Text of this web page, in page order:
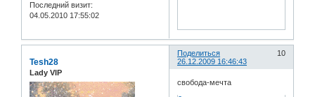
Последний визит:
04.05.2010 17:55:02
Поделиться
10
26.12.2009 16:46:43
Tesh28
Lady VIP
свобода-мечта